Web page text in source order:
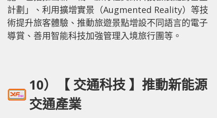
計劃」、利用擴增實景（Augmented Reality）等技
術提升旅客體驗、推動旅遊景點增設不同語言的電子
導賞、善用智能科技加強管理入境旅行團等。
10）【 交通科技 】推動新能源
交通產業